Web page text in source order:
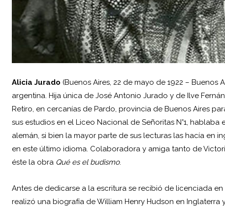
Alicia Jurado (Buenos Aires, 22 de mayo de 1922 –
argentina. Hija única de José Antonio Jurado y de Ilve
Retiro, en cercanías de Pardo, provincia de Buenos Aires
sus estudios en el Liceo Nacional de Señoritas N°1,
alemán, si bien la mayor parte de sus lecturas las hacía en
en este último idioma. Colaboradora y amiga tanto de
éste la obra Qué es el budismo.
Antes de dedicarse a la escritura se recibió de licenciada
realizó una biografía de William Henry Hudson en